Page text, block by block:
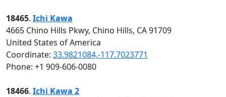
18465. Ichi Kawa
4665 Chino Hills Pkwy, Chino Hills, CA 91709
United States of America
Coordinate: 33.9821084,-117.7023771
Phone: +1 909-606-0080
18466. Ichi Kawa 2